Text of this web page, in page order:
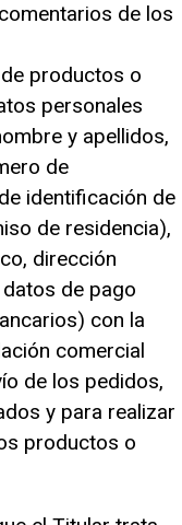
de los
productos o
personales
y apellidos,
de
identificación de
de residencia),
dirección
de pago
con la
comercial
de los pedidos,
y para realizar
productos o